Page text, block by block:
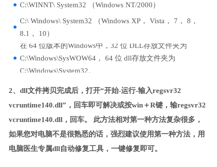
C:\WINNT\ System32 （Windows NT/2000）
C:\ Windows\ System32 （Windows XP， Vista， 7， 8，
8.1， 10）
在 64 位版本的Windows中，32 位 DLL存放文件夹为
C:\Windows\SysWOW64， 64 位 dll存放文件夹为
C:\Windows\System32。
2、dll文件拷贝完成后，打开“开始-运行-输入regsvr32
vcruntime140.dll”，回车即可解决或按win＋R键，输regsvr32
vcruntime140.dll，回车。 此方法相对第一种方法复杂很多，
如果您对电脑不是很熟悉的话，强烈建议使用第一种方法，用
电脑医生专属dll自动修复工具，一键修复即可。